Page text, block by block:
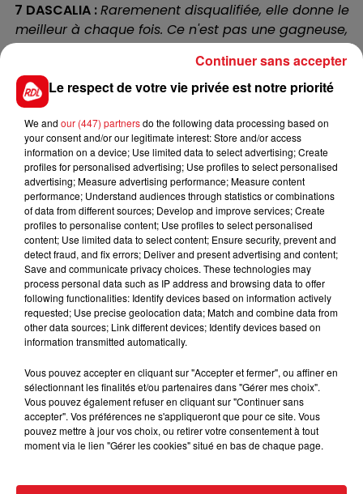
7 DASCALIA :Raremenent disqualifiée, elle donne le
meilleur à chaque fois. Ce n'est pas une gagneuse,
mais une belle place peut lui revenir avec un
parcours à l'économie.
14 DIGNE ET DROIT: Trouve ici un engagement de
choix, il lui faut aussi le bon parcours pour placer sa
bonne pointe de finale et finir dans la bonne
combinaison.
5 CRAZY CHARM :C'est un cheval d'été, même si sa
dernière course à Cagnes est inexact. Il ne sera pas
à condamner activement.
En direct des pistes :
Les Sables d'Olonnes (R4) : 610 CROSSFIRE
FIL D'ACTUS
Le respect de votre vie privée est notre priorité
We and our (447) partnersdo the following data processing based on
your consent and/or our legitimate interest: Store and/or access
information on a device; Use limited data to select advertising; Create
profiles for personalised advertising; Use profiles to select personalised
advertising; Measure advertising performance; Measure content
performance; Understand audiences through statistics or combinations
of data from different sources; Develop and improve services; Create
profiles to personalise content; Use profiles to select personalised
content; Use limited data to select content; Ensure security, prevent and
detect fraud, and fix errors; Deliver and present advertising and content;
Save and communicate privacy choices. These technologies may
process personal data such as IP address and browsing data to offer
following functionalities: Identify devices based on information actively
requested; Use precise geolocation data; Match and combine data from
other data sources; Link different devices; Identify devices based on
information transmitted automatically.
Vous pouvez accepter en cliquant sur "Accepter et fermer", ou affiner en
sélectionnant les finalités et/ou partenaires dans "Gérer mes choix".
Vous pouvez également refuser en cliquant sur "Continuer sans
accepter". Vos préférences ne s'appliqueront que pour ce site. Vous
pouvez mettre à jour vos choix, ou retirer votre consentement à tout
moment via le lien "Gérer les cookies" situé en bas de chaque page.
Continuer sans accepter